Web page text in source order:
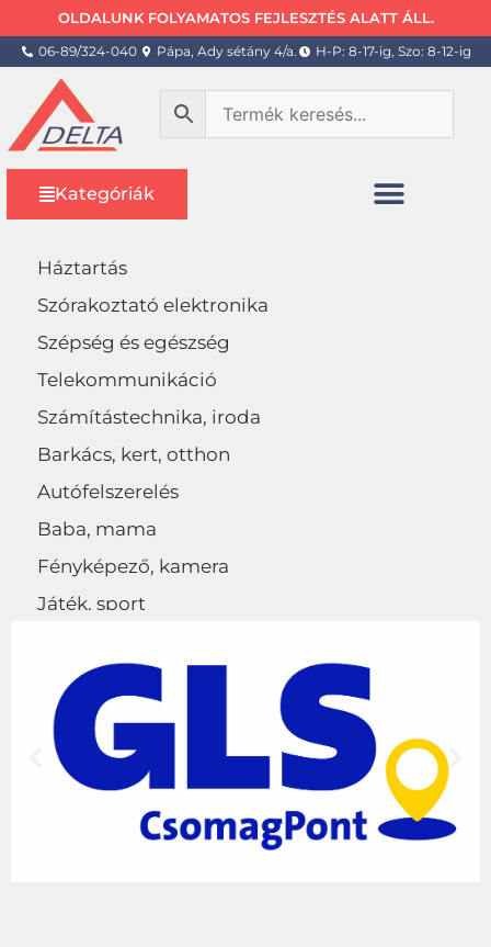
OLDALUNK FOLYAMATOS FEJLESZTÉS ALATT ÁLL.
06-89/324-040 Pápa, Ady sétány 4/a. H-P: 8-17-ig, Szo: 8-12-ig
Kategóriák
Háztartás
Szórakoztató elektronika
Szépség és egészség
Telekommunikáció
Számítástechnika, iroda
Barkács, kert, otthon
Autófelszerelés
Baba, mama
Fényképező, kamera
Játék, sport